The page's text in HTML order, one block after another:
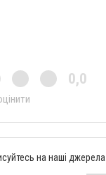
0,0
на наші джерела